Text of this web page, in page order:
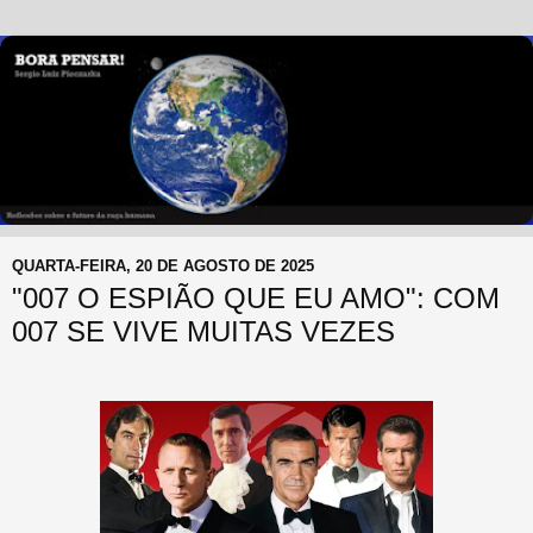
QUARTA-FEIRA, 20 DE AGOSTO DE 2025
"007 O ESPIÃO QUE EU AMO": COM
007 SE VIVE MUITAS VEZES